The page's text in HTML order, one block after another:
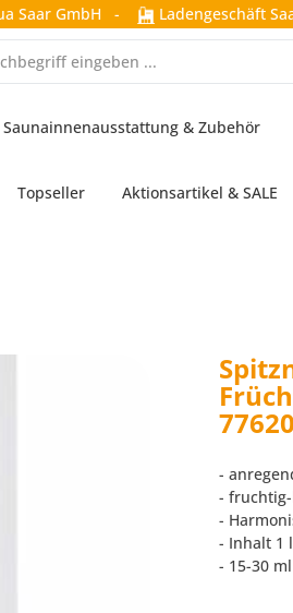
Saar GmbH - Ladengeschäft
Saunainnenausstattung & Zubehör
Topseller Aktionsartikel & SALE
-
-
-
- Inhalt 1 l
- 15-30